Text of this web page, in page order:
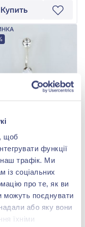
щоб
функції
наш трафік. Ми
із соціальних
про те, як ви
можуть поєднувати
або яку вони
їхніми
Купить
пирсинг из
925° с
арт. 88014р
грн
грн
88014р)
Купить